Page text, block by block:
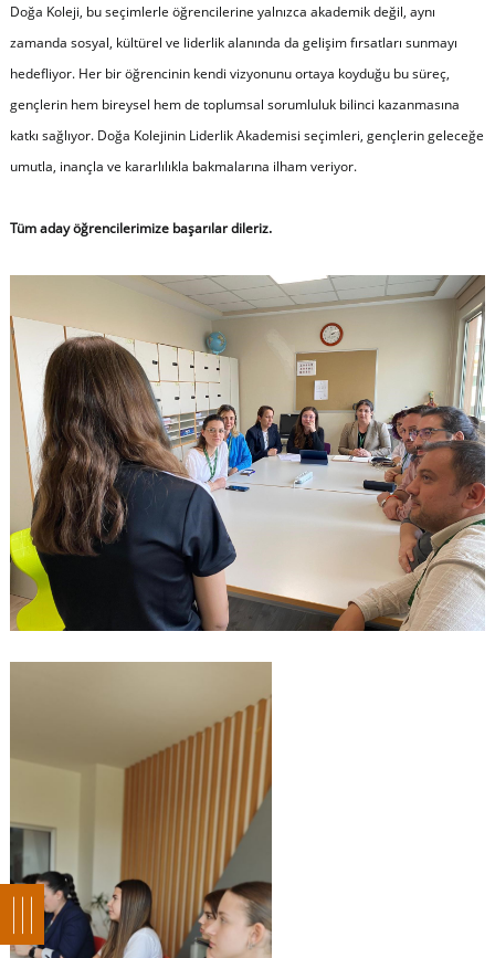
Doğa Koleji, bu seçimlerle öğrencilerine yalnızca akademik değil, aynı
zamanda sosyal, kültürel ve liderlik alanında da gelişim fırsatları sunmayı
hedefliyor. Her bir öğrencinin kendi vizyonunu ortaya koyduğu bu süreç,
gençlerin hem bireysel hem de toplumsal sorumluluk bilinci kazanmasına
katkı sağlıyor. Doğa Kolejinin Liderlik Akademisi seçimleri, gençlerin geleceğe
umutla, inançla ve kararlılıkla bakmalarına ilham veriyor.
Tüm aday öğrencilerimize başarılar dileriz.